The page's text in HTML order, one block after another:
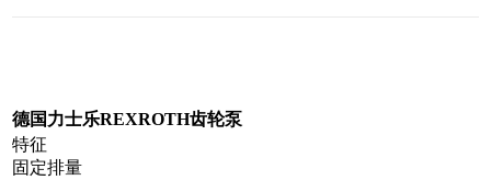
德国力士乐REXROTH齿轮泵
特征
固定排量